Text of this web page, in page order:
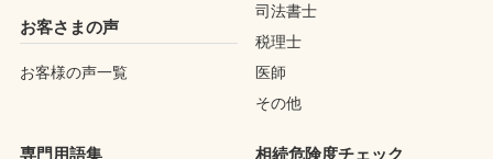
お客さまの声
お客様の声一覧
司法書士
税理士
医師
その他
専門用語集 相続危険度チェック